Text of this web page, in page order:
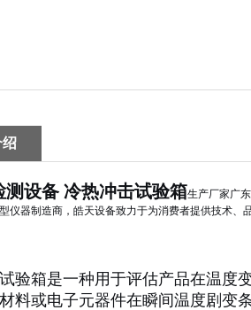
绍
测设备 冷热冲击试验箱生产厂家广
仪器制造商，皓天设备致力于为消费者提供技术、
验箱是一种用于评估产品在温度
料或电子元器件在瞬间温度剧变